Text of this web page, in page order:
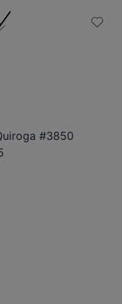
My
#3850